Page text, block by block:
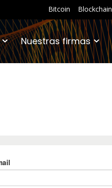
Bitcoin Blockchain
Nuestras firmas